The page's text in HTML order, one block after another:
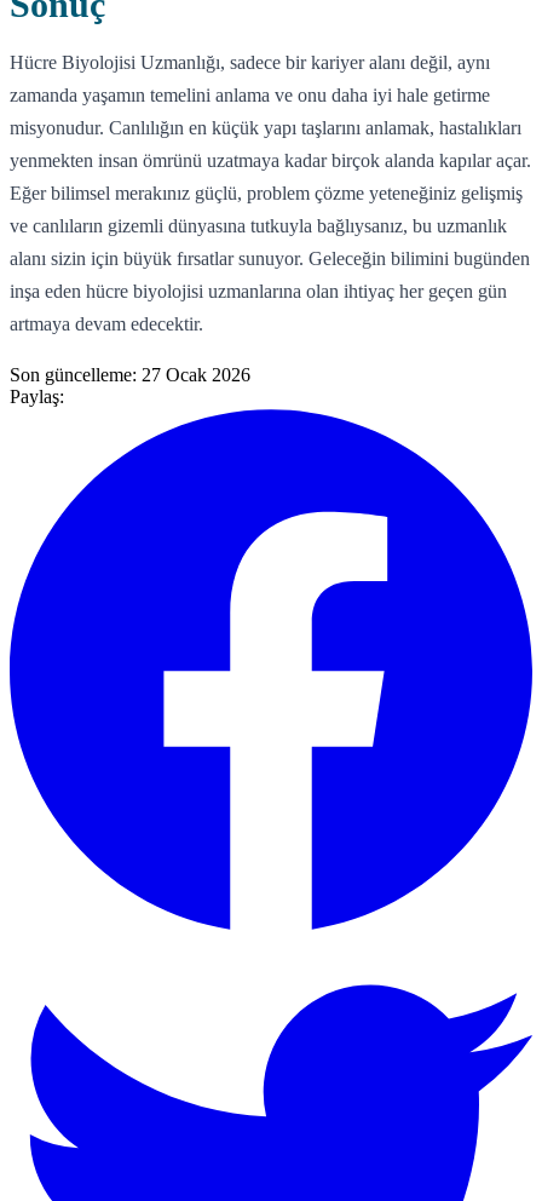
Hücre Biyolojisi Uzmanlığı, sadece bir kariyer alanı değil, aynı
zamanda yaşamın temelini anlama ve onu daha iyi hale getirme
misyonudur. Canlılığın en küçük yapı taşlarını anlamak, hastalıkları
yenmekten insan ömrünü uzatmaya kadar birçok alanda kapılar açar.
Eğer bilimsel merakınız güçlü, problem çözme yeteneğiniz gelişmiş
ve canlıların gizemli dünyasına tutkuyla bağlıysanız, bu uzmanlık
alanı sizin için büyük fırsatlar sunuyor. Geleceğin bilimini bugünden
inşa eden hücre biyolojisi uzmanlarına olan ihtiyaç her geçen gün
artmaya devam edecektir.
Son güncelleme: 27 Ocak 2026
Paylaş: